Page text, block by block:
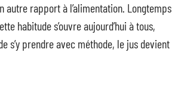
rapport à l’alimentation. Longtemps
habitude s’ouvre aujourd’hui à tous,
s’y prendre avec méthode, le jus devient